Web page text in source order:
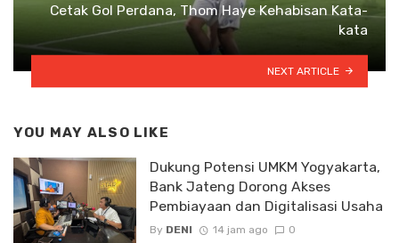
Cetak Gol Perdana, Thom Haye Kehabisan Kata-
kata
NEXT ARTICLE
YOU MAY ALSO LIKE
Dukung Potensi UMKM Yogyakarta,
Bank Jateng Dorong Akses
Pembiayaan dan Digitalisasi Usaha
By DENI 14 jam ago 0